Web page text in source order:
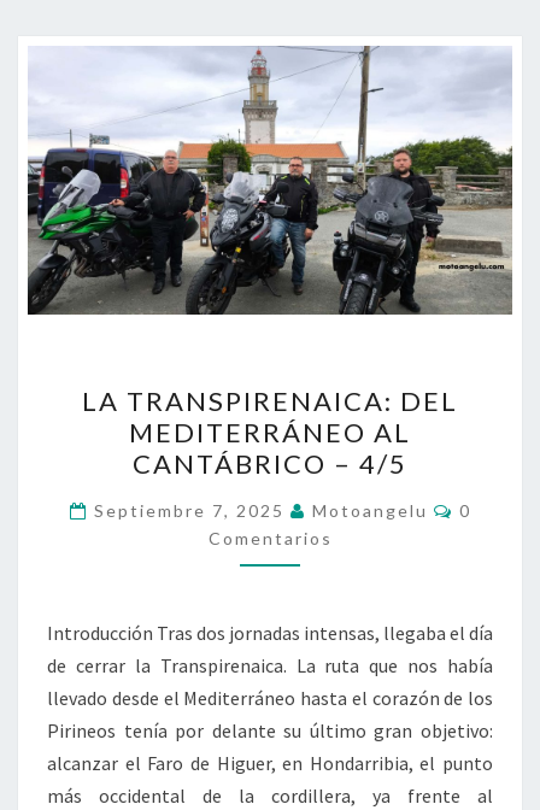
TRANSPIRENAICA:
DEL
MEDITERRÁNEO
AL
CANTÁBRICO
–
LA TRANSPIRENAICA: DEL
MEDITERRÁNEO AL
CANTÁBRICO – 4/5
Septiembre 7, 2025 Motoangelu
0
Comentarios
Introducción Tras dos jornadas intensas, llegaba el día
de cerrar la Transpirenaica. La ruta que nos había
llevado desde el Mediterráneo hasta el corazón de los
Pirineos tenía por delante su último gran objetivo:
alcanzar el Faro de Higuer, en Hondarribia, el punto
más occidental de la cordillera, ya frente al